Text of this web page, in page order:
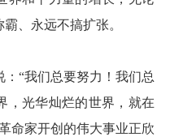
、永远不搞扩张。
“我们总要努力！我们总
，光华灿烂的世界，就在
命家开创的伟大事业正欣